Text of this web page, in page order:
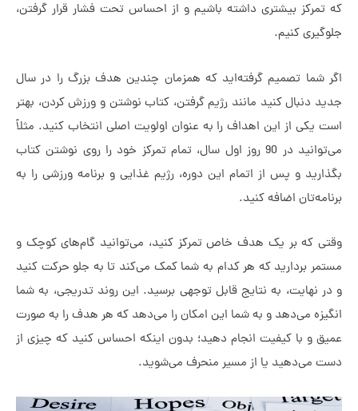
بیشتری داشته باشیم و از احساس تحت فشار قرار گرفتن،
کنیم.
تصمیم گرفته‌اید که همزمان چندین هدف بزرگ را در سال
کنید مانند رژیم گرفتن، کتاب نوشتن و ورزش کردن، بهتر
از این اهداف را به عنوان اولویت اصلی انتخاب کنید. مثلاً
می‌توانید در 90 روز اول سال، تمام تمرکز خود را روی نوشتن کتاب
و پس از اتمام این دوره، رژیم غذایی و برنامه ورزشی را به
اضافه کنید.
بر یک هدف خاص تمرکز کنید، می‌توانید گام‌های کوچک و
بردارید که هر کدام به شما کمک می‌کند تا به جلو حرکت کنید
به نتایج قابل توجهی برسید. این روند تدریجی، به شما
می‌دهد و به شما این امکان را می‌دهد که هر هدف را به صورت
با کیفیت انجام دهید؛ بدون اینکه احساس کنید که چیزی از
یا از مسیر منحرف می‌شوید.